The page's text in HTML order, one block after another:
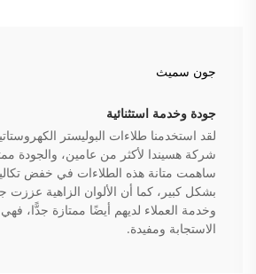
جون سميث
جودة وخدمة استثنائية
لقد استخدمنا طلاءات البوليستر
شركة هسيندا لأكثر من عامين، والجودة
ساهمت متانة هذه الطلاءات في خفض
بشكل كبير، كما أن الألوان الزاهية عززت
وخدمة العملاء لديهم أيضًا ممتازة جدًّا،
الاستجابة ومفيدة.